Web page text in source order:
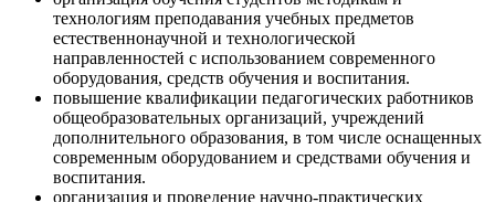
технологиям преподавания учебных предметов
естественнонаучной и технологической
направленностей с использованием современного
оборудования, средств обучения и воспитания.
повышение квалификации педагогических работников
общеобразовательных организаций, учреждений
дополнительного образования, в том числе оснащенных
современным оборудованием и средствами обучения и
воспитания.
организация и проведение научно-практических